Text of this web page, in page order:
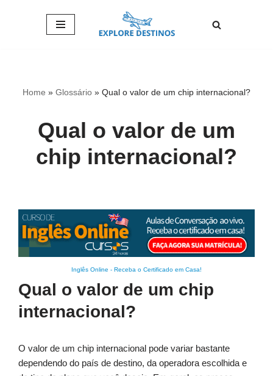
Home » Glossário » Qual o valor de um chip internacional?
Qual o valor de um
chip internacional?
Inglês Online - Receba o Certificado em Casa!
Qual o valor de um chip
internacional?
O valor de um chip internacional pode variar bastante
dependendo do país de destino, da operadora escolhida e